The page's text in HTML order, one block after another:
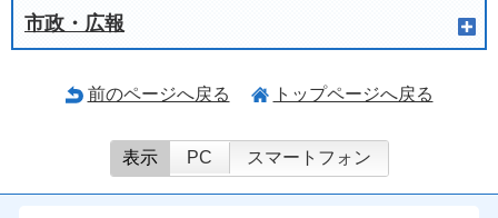
市政・広報
前のページへ戻る トップページへ戻る
表示 PC スマートフォン